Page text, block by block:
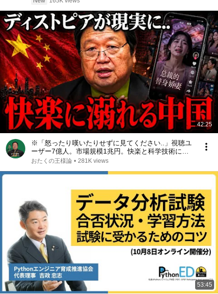
42:25
※「怒ったり嘆いたりせずに見てください..」視聴ユ
ーザー7億人。市場規模1兆円。快楽と科学技術によ
って人間が自発的に家畜化された社会が現実になる中
おたくの王様論 • 281K views
53:45